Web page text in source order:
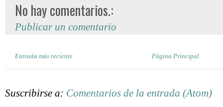
No hay comentarios.:
Publicar un comentario
Entrada más reciente Página Principal
Suscribirse a: Comentarios de la entrada (Atom)